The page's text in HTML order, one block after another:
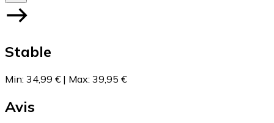
Stable
Min: 34,99 € | Max: 39,95 €
Avis